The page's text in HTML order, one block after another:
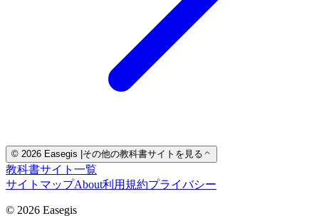
© 2026 Easegis その他の教科書サイトを見る
教科書サイト一覧
サイトマップAbout利用規約プライバシー
© 2026 Easegis